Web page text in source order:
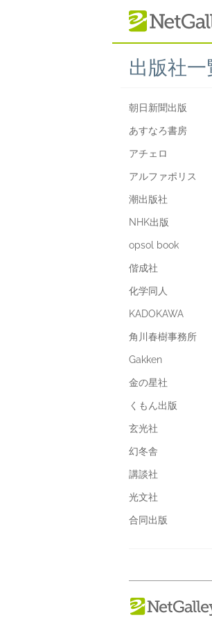
出版社一
朝日新聞出版
あすなろ書房
アチェロ
アルファポリス
潮出版社
NHK出版
opsol book
偕成社
化学同人
KADOKAWA
角川春樹事務所
Gakken
金の星社
くもん出版
玄光社
幻冬舎
講談社
光文社
合同出版